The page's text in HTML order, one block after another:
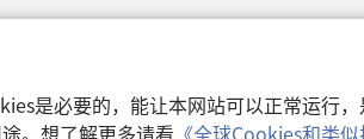
是必要的，能让本网站可以正常运行
。想了解更多请看 《全球Cookies和类